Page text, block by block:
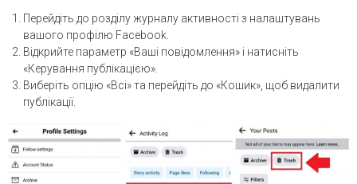
Перейдіть до розділу журналу активності з налаштувань
вашого профілю Facebook.
Відкрийте параметр «Ваші повідомлення» і натисніть
«Керування публікацією».
Виберіть опцію «Всі» та перейдіть до «Кошик», щоб видалити
публікації.